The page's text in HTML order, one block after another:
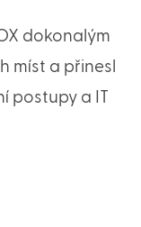
dokonalým
míst a přinesl
postupy a IT